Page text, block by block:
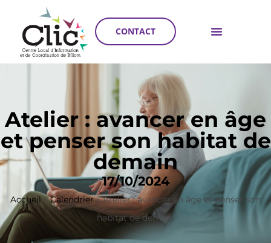
CONTACT
Atelier : avancer en âge
et penser son habitat de
demain
17/10/2024
Accueil»Calendrier»Atelier : avancer en âge et penser son
habitat de demain